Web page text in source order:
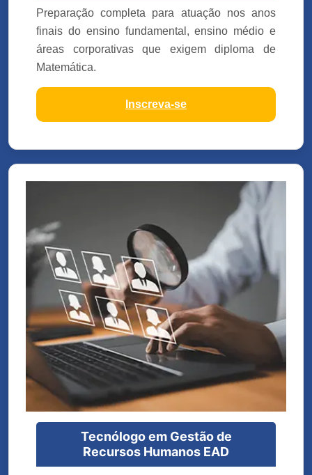
Preparação completa para atuação nos anos
finais do ensino fundamental, ensino médio e
áreas corporativas que exigem diploma de
Matemática.
Inscreva-se
Tecnólogo em Gestão de
Recursos Humanos EAD